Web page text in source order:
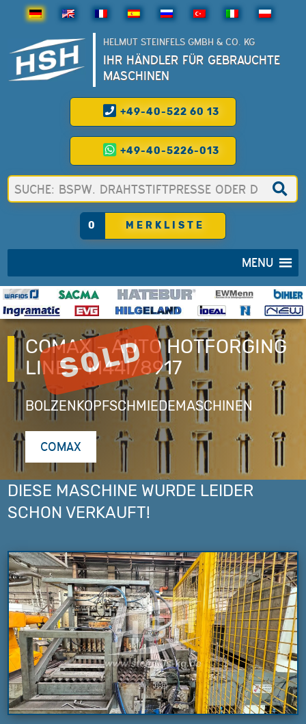
HELMUT STEINFELS GMBH & CO. KG
IHR HÄNDLER FÜR GEBRAUCHTE
MASCHINEN
+49-40-522 60 13
+49-40-5226-013
0 MERKLISTE
MENU
COMAX – AUTO HOTFORGING
LINE – M44I/8917
BOLZENKOPFSCHMIEDEMASCHINEN
COMAX
DIESE MASCHINE WURDE LEIDER
SCHON VERKAUFT!